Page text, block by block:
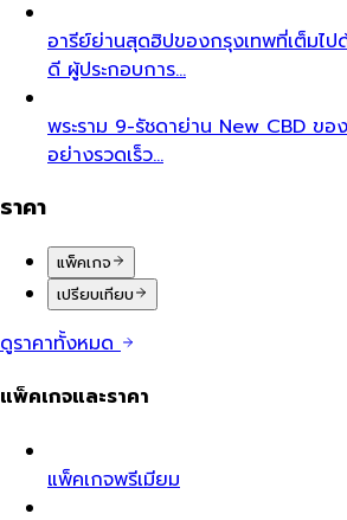
อารีย์ย่านสุดฮิปของกรุงเทพที่เต็มไ
ดี ผู้ประกอบการ…
พระราม 9-รัชดาย่าน New CBD ขอ
อย่างรวดเร็ว…
ราคา
แพ็คเกจ
เปรียบเทียบ
ดูราคาทั้งหมด
แพ็คเกจและราคา
แพ็คเกจพรีเมียม